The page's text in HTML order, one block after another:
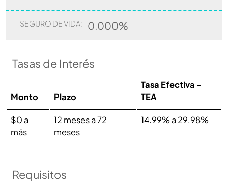
SEGURO DE VIDA: 0.000%
Tasas de Interés
Monto Plazo
Tasa Efectiva -
TEA
$0 a
más
12 meses a 72
meses
14.99% a 29.98%
Requisitos